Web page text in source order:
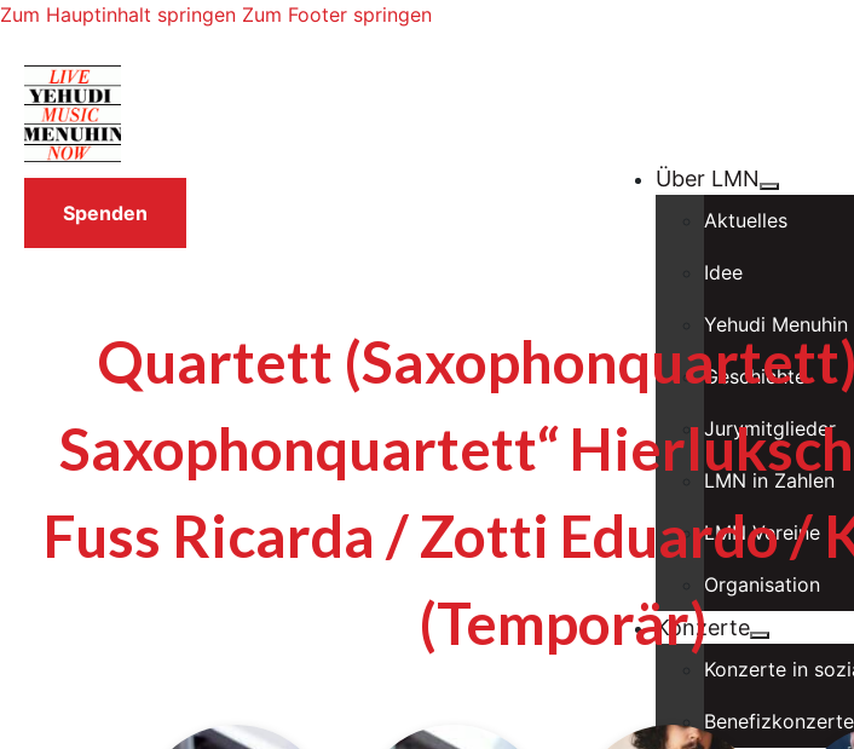
Zum Hauptinhalt springen Zum Footer springen
Über LMN
Aktuelles
Idee
Yehudi Menuhin
Geschichte
Jurymitglieder
LMN in Zahlen
LMN Vereine
Organisation
Konzerte
Konzerte in
Benefizkonzerte
Spenden
Quartett
Saxophonquartett“
Fuss Ricarda / Zotti Eduardo /
(Temporär)